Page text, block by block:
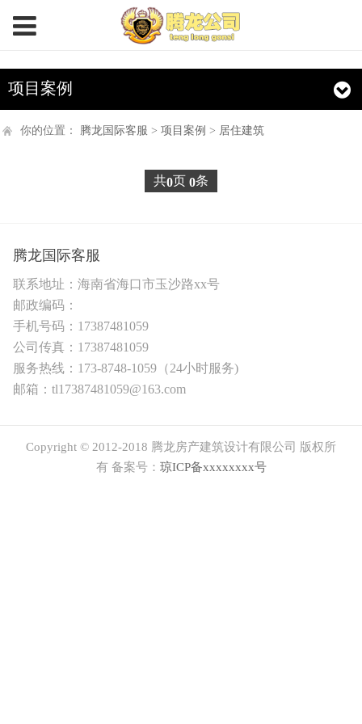
项目案例
你的位置： 腾龙国际客服 >项目案例 > 居住建筑
共0页 0条
腾龙国际客服
联系地址：海南省海口市玉沙路xx号
邮政编码：
手机号码：17387481059
公司传真：17387481059
服务热线：173-8748-1059（24小时服务)
邮箱：tl17387481059@163.com
Copyright © 2012-2018 腾龙房产建筑设计有限公司 版权所
有 备案号： 琼ICP备xxxxxxxx号